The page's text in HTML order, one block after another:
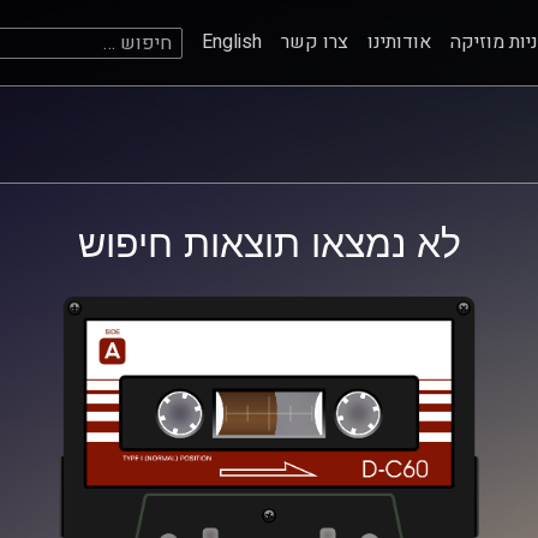
מוזיקה אודותינו צרו קשר English חיפוש:
לא נמצאו תוצאות חיפוש